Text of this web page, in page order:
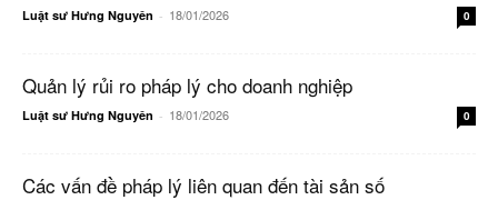
Luật sư Hưng Nguyên - 18/01/2026 0
Quản lý rủi ro pháp lý cho doanh nghiệp
Luật sư Hưng Nguyên - 18/01/2026 0
Các vấn đề pháp lý liên quan đến tài sản số